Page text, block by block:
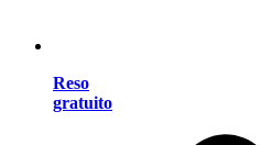
Reso
gratuito